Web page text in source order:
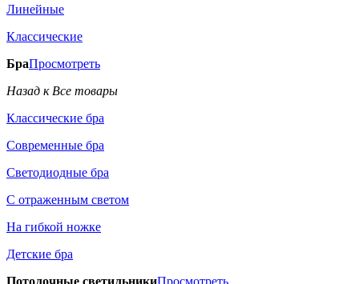
Линейные
Классические
БраПросмотреть
Назад к Все товары
Классические бра
Современные бра
Светодиодные бра
С отраженным светом
На гибкой ножке
Детские бра
Потолочные светильникиПросмотреть